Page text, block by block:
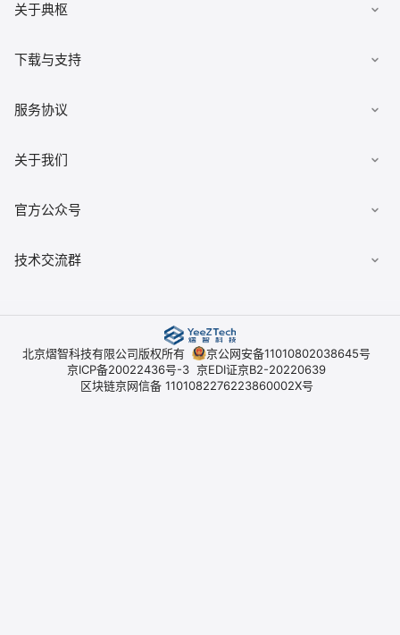
关于典枢
数据集市
有求必应
下载与支持
下载客户端
佣金查询
服务协议
《用户协议》
《平台开户协议》
关于我们
公司简介
官方公众号
技术交流群
北京熠智科技有限公司版权所有
京公网安备11010802038645号
京ICP备20022436号-3 京EDI证京B2-20220639
区块链京网信备 1101082276223860002X号